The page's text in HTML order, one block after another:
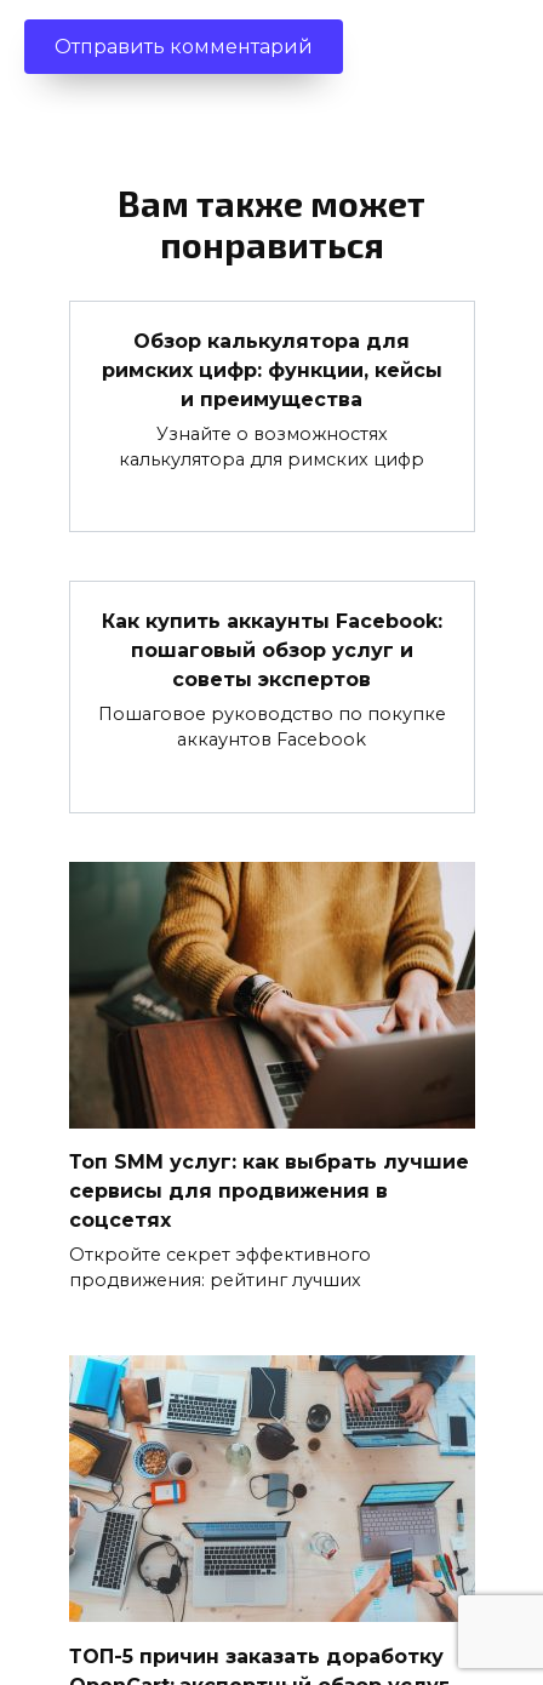
Вам также может
понравиться
Обзор калькулятора для
римских цифр: функции, кейсы
и преимущества
Узнайте о возможностях
калькулятора для римских цифр
Как купить аккаунты Facebook:
пошаговый обзор услуг и
советы экспертов
Пошаговое руководство по покупке
аккаунтов Facebook
Топ SMM услуг: как выбрать лучшие
сервисы для продвижения в
соцсетях
Откройте секрет эффективного
продвижения: рейтинг лучших
ТОП-5 причин заказать доработку